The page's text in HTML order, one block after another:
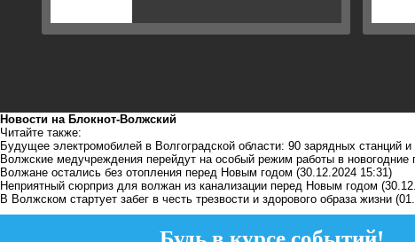
Новости на Блoкнoт-Волжский
Читайте также:
Будущее электромобилей в Волгоградской области: 90 зарядных станций
Волжские медучреждения перейдут на особый режим работы в новогодние
Волжане остались без отопления перед Новым годом (30.12.2024 15:31)
Неприятный сюрприз для волжан из канализации перед Новым годом
В Волжском стартует забег в честь трезвости и здорового образа жизни